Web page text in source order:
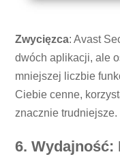
Zwycięzca: Avast
dwóch aplikacji, ale
mniejszej liczbie
Ciebie cenne,
znacznie trudniejsze.
6. Wydajność: